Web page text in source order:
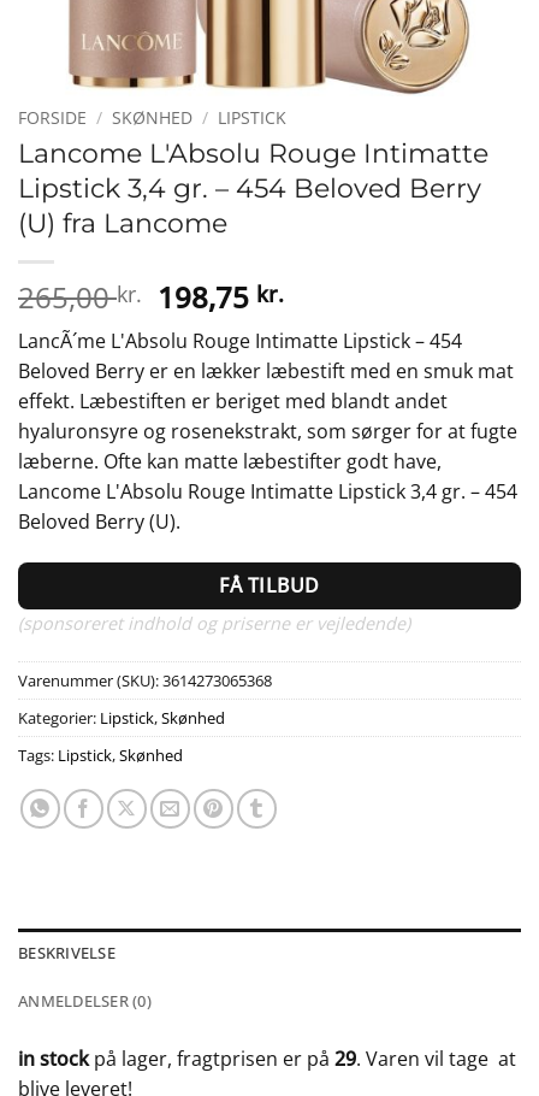
FORSIDE / SKØNHED / LIPSTICK
Lancome L'Absolu Rouge Intimatte
Lipstick 3,4 gr. – 454 Beloved Berry
(U) fra Lancome
265,00kr. Den
oprindelige
pris
var:
265,00 kr..
198,75 kr.Den
aktuelle
pris
er:
198,75 kr..
LancÃ´me L'Absolu Rouge Intimatte Lipstick – 454
Beloved Berry er en lækker læbestift med en smuk mat
effekt. Læbestiften er beriget med blandt andet
hyaluronsyre og rosenekstrakt, som sørger for at fugte
læberne. Ofte kan matte læbestifter godt have,
Lancome L'Absolu Rouge Intimatte Lipstick 3,4 gr. – 454
Beloved Berry (U).
FÅ TILBUD
(sponsoreret indhold og priserne er vejledende)
Varenummer (SKU):3614273065368
Kategorier: Lipstick,Skønhed
Tags: Lipstick,Skønhed
BESKRIVELSE
ANMELDELSER (0)
in stockpå lager, fragtprisen er på 29. Varen vil tage at
blive leveret!